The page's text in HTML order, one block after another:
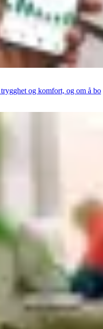
og komfort, og om å bo